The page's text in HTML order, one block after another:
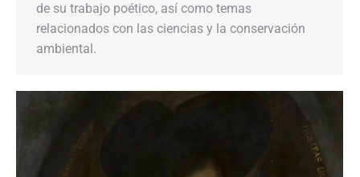
de su trabajo poético, así como temas
relacionados con las ciencias y la conservación
ambiental.